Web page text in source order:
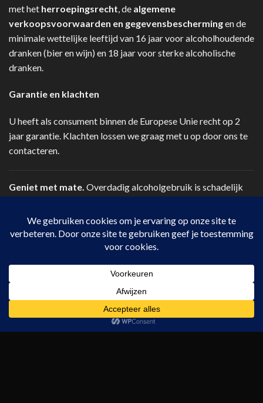
met het herroepingsrecht , de algemene
verkoopsvoorwaarden en gegevensbeschermingen de
minimale wettelijke leeftijd van 16 jaar voor alcoholhoudende
dranken (bier en wijn) en 18 jaar voor sterke alcoholische
dranken.
Garantie en klachten
U heeft als consument binnen de Europese Unie recht op 2
jaar garantie. Klachten lossen we graag met u op door ons te
contacteren.
Geniet met mate. Overdadig alcoholgebruik is schadelijk
jonger dan 18 jaar is verboden.
drinkbewust.be NIX18.nl
Via contact op de website.